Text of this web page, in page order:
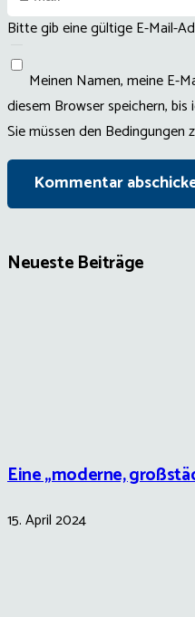
Bitte gib eine gültige E-Mail-
Meinen Namen, meine E-
diesem Browser speichern,
Sie müssen den Bedingungen
Kommentar
Neueste Beiträge
Eine „moderne,
15. April 2024